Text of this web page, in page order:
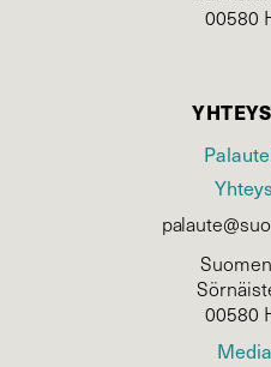
00580
00580